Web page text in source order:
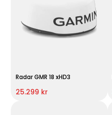
Radar GMR 18 xHD3
25.299 kr